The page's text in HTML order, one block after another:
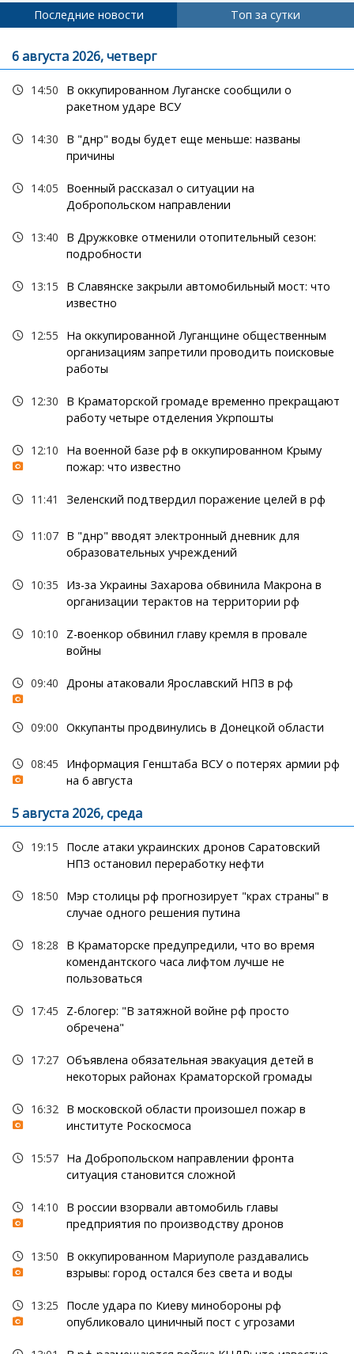
Последние новости Топ за сутки
6 августа 2026, четверг
14:50
В оккупированном Луганске сообщили о
ракетном ударе ВСУ
14:30
В "днр" воды будет еще меньше: названы
причины
14:05
Военный рассказал о ситуации на
Добропольском направлении
13:40
В Дружковке отменили отопительный сезон:
подробности
13:15
В Славянске закрыли автомобильный мост: что
известно
12:55
На оккупированной Луганщине общественным
организациям запретили проводить поисковые
работы
12:30
В Краматорской громаде временно прекращают
работу четыре отделения Укрпошты
12:10
На военной базе рф в оккупированном Крыму
пожар: что известно
11:41 Зеленский подтвердил поражение целей в рф
11:07 В "днр" вводят электронный дневник для
образовательных учреждений
10:35
Из-за Украины Захарова обвинила Макрона в
организации терактов на территории рф
10:10
Z-военкор обвинил главу кремля в провале
войны
09:40 Дроны атаковали Ярославский НПЗ в рф
09:00 Оккупанты продвинулись в Донецкой области
08:45
Информация Генштаба ВСУ о потерях армии рф
на 6 августа
5 августа 2026, среда
19:15
После атаки украинских дронов Саратовский
НПЗ остановил переработку нефти
18:50
Мэр столицы рф прогнозирует "крах страны" в
случае одного решения путина
18:28
В Краматорске предупредили, что во время
комендантского часа лифтом лучше не
пользоваться
17:45
Z-блогер: "В затяжной войне рф просто
обречена"
17:27 Объявлена обязательная эвакуация детей в
некоторых районах Краматорской громады
16:32 В московской области произошел пожар в
институте Роскосмоса
15:57 На Добропольском направлении фронта
ситуация становится сложной
14:10
В россии взорвали автомобиль главы
предприятия по производству дронов
13:50
В оккупированном Мариуполе раздавались
взрывы: город остался без света и воды
13:25
После удара по Киеву минобороны рф
опубликовало циничный пост с угрозами